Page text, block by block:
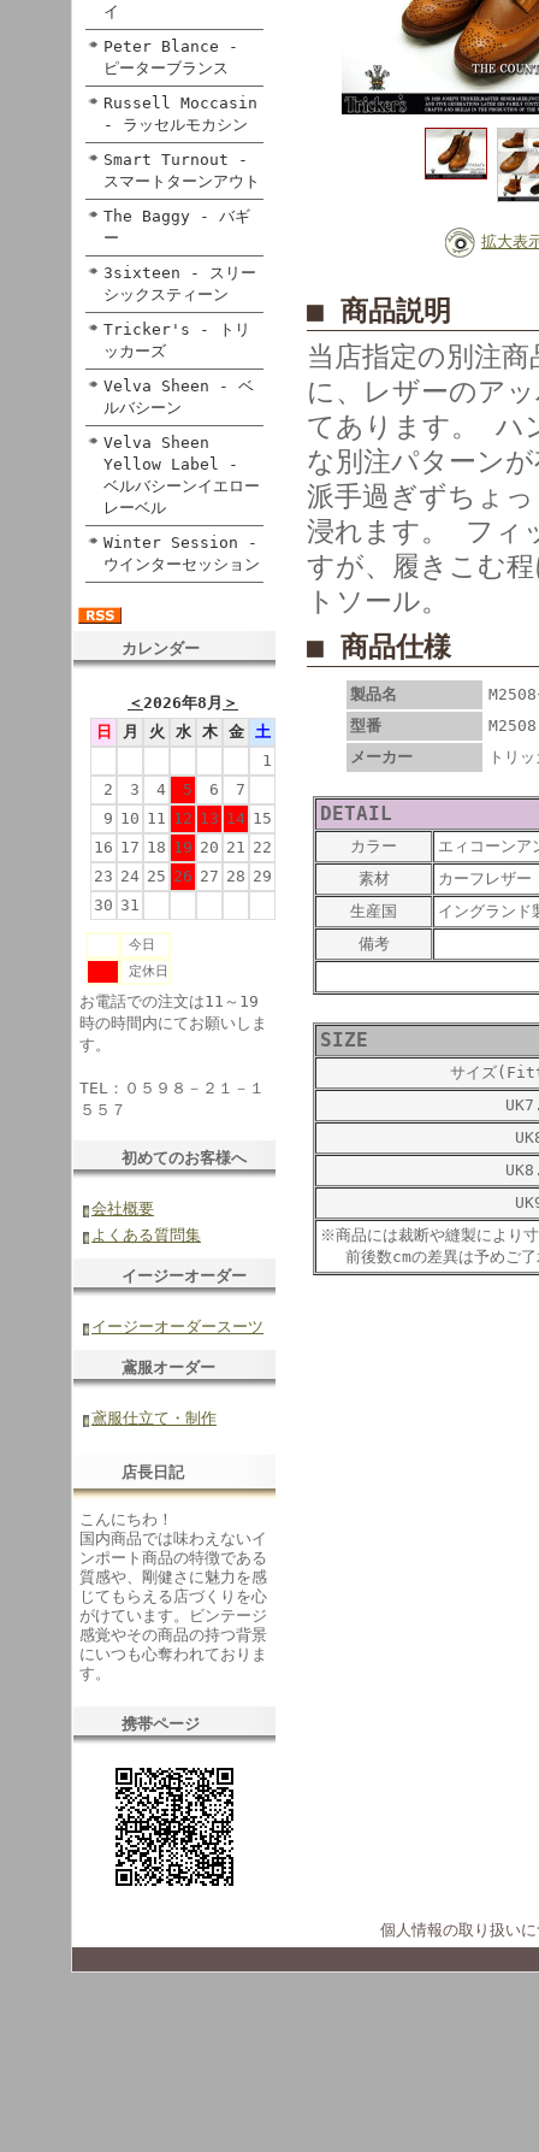
イ
Peter Blance -
ピーターブランス
Russell Moccasin
- ラッセルモカシン
Smart Turnout -
スマートターンアウト
The Baggy - バギ
ー
3sixteen - スリー
シックスティーン
Tricker's - トリ
ッカーズ
Velva Sheen - ベ
ルバシーン
Velva Sheen
Yellow Label -
ベルバシーンイエロー
レーベル
Winter Session -
ウインターセッション
カレンダー
＜2026年8月 ＞
日
月 火 水 木 金
土
1
2
3 4 5 6 7
9 10 11 12 13 14 15
16 17 18 19 20 21 22
23 24 25 26 27 28 29
30 31
今日
定休日
お電話での注文は11～19
時の時間内にてお願いしま
す。
TEL：０５９８－２１－１
５５７
初めてのお客様へ
会社概要
よくある質問集
イージーオーダー
イージーオーダースーツ
鳶服オーダー
鳶服仕立て・制作
店長日記
こんにちわ！
国内商品では味わえないイ
ンポート商品の特徴である
質感や、剛健さに魅力を感
じてもらえる店づくりを心
がけています。ビンテージ
感覚やその商品の持つ背景
にいつも心奪われておりま
す。
携帯ページ
拡大表
■ 商品説明
当店指定の別注
に、レザーのア
てあります。 ハ
な別注パターン
派手過ぎずちょ
浸れます。 フィ
すが、履きこむ
トソール。
■ 商品仕様
製品名
型番
M2508
メーカー
トリ
DETAIL
カラー
エィコーンア
素材
カーフレザー
生産国
イングランド
備考
SIZE
サイズ
※商品には裁断や縫製により
前後数cmの差異は予めご了
個人情報の取り扱い